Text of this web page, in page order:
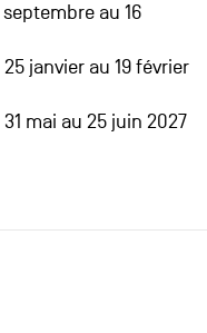
au 16
janvier au 19 février
mai au 25 juin 2027